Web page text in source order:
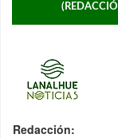
Redacción: